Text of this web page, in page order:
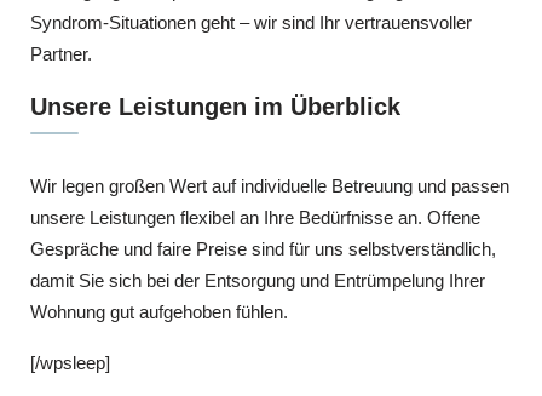
Syndrom-Situationen geht – wir sind Ihr vertrauensvoller
Partner.
Unsere Leistungen im Überblick
Wir legen großen Wert auf individuelle Betreuung und passen
unsere Leistungen flexibel an Ihre Bedürfnisse an. Offene
Gespräche und faire Preise sind für uns selbstverständlich,
damit Sie sich bei der Entsorgung und Entrümpelung Ihrer
Wohnung gut aufgehoben fühlen.
[/wpsleep]